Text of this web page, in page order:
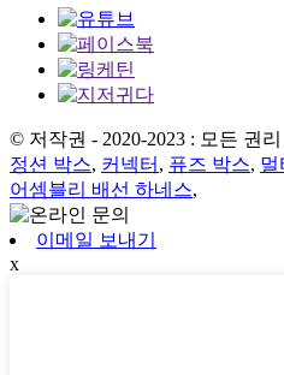
© 저작권 - 2020-2023 : 모든 권
정션 박스, 커넥터 , 퓨즈 박스, 멀
어셈블리 배선 하네스,
이메일 보내기
x